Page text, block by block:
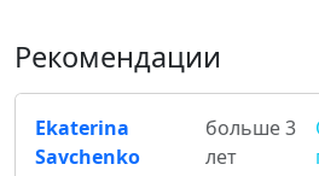
Рекомендации
Ekaterina
Savchenko
больше 3
лет